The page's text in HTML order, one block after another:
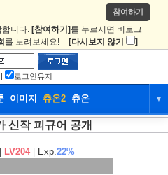
참여하기
합니다. [참여하기] 를 누르시면 비로그
를 노려보세요! [다시보지 않기 ]
| 로그인유지
이미지 츄온2 츄온 ▼
커뮤니티
츄온2
신작 피규어 공개
LV204 Exp.22%